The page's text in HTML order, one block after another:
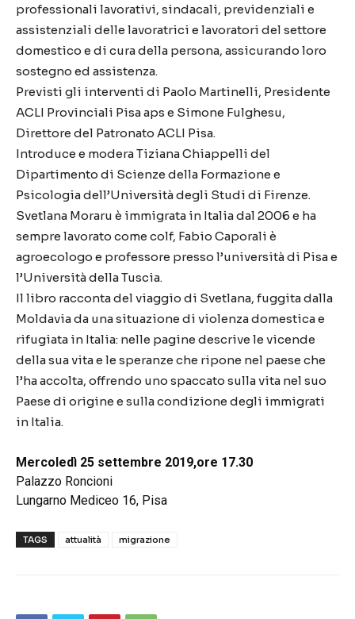
professionali lavorativi, sindacali, previdenziali e
assistenziali delle lavoratrici e lavoratori del settore
domestico e di cura della persona, assicurando loro
sostegno ed assistenza.
Previsti gli interventi di Paolo Martinelli, Presidente
ACLI Provinciali Pisa aps e Simone Fulghesu,
Direttore del Patronato ACLI Pisa.
Introduce e modera Tiziana Chiappelli del
Dipartimento di Scienze della Formazione e
Psicologia dell’Università degli Studi di Firenze.
Svetlana Moraru è immigrata in Italia dal 2006 e ha
sempre lavorato come colf, Fabio Caporali è
agroecologo e professore presso l’università di Pisa e
l’Università della Tuscia.
Il libro racconta del viaggio di Svetlana, fuggita dalla
Moldavia da una situazione di violenza domestica e
rifugiata in Italia: nelle pagine descrive le vicende
della sua vita e le speranze che ripone nel paese che
l’ha accolta, offrendo uno spaccato sulla vita nel suo
Paese di origine e sulla condizione degli immigrati
in Italia.
Mercoledì 25 settembre 2019,ore 17.30
Palazzo Roncioni
Lungarno Mediceo 16, Pisa
TAGS attualità migrazione